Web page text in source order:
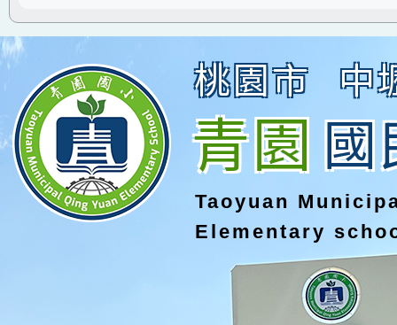
桃園市 中
青園國
Taoyuan
Elementary